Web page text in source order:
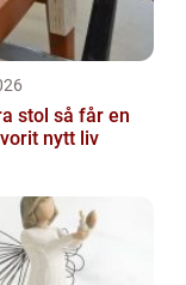
får en
nytt liv